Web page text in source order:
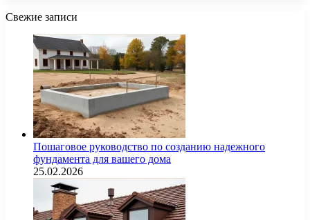
Свежие записи
Пошаговое руководство по созданию надежного
фундамента для вашего дома
25.02.2026